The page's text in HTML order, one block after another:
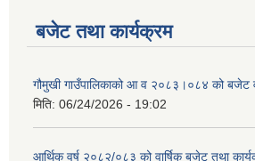
बजेट तथा कार्यक्रम
गौमुखी गाउँपालिकाको आ व २०८३।०८४ को बजेट
मिति: 06/24/2026 - 19:02
आर्थिक वर्ष २०८२/०८३ को वार्षिक बजेट तथा